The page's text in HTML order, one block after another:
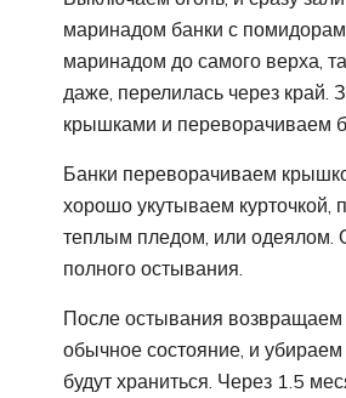
маринадом банки с
маринадом до самого верха,
даже, перелилась через край.
крышками и переворачиваем
Банки переворачиваем
хорошо укутываем курточкой,
теплым пледом, или одеялом.
полного остывания.
После остывания возвращаем
обычное состояние, и убираем
будут храниться. Через 1.5